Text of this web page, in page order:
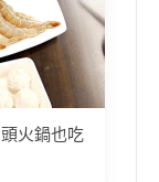
火鍋也吃